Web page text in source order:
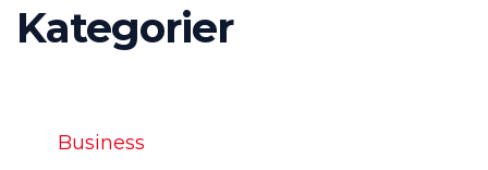
Kategorier
Business